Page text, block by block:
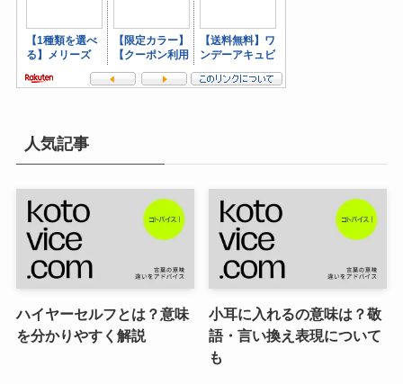
人気記事
ハイヤーセルフとは？意味
を分かりやすく解説
小耳に入れるの意味は？敬
語・言い換え表現について
も